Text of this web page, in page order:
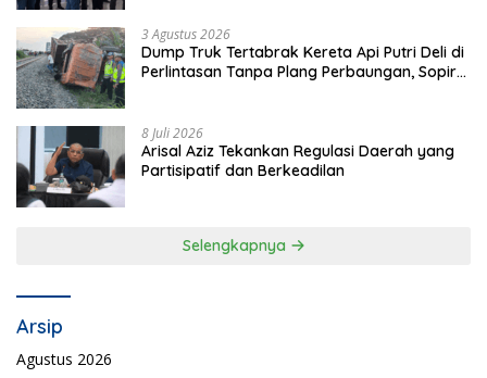
3 Agustus 2026
Dump Truk Tertabrak Kereta Api Putri Deli di
Perlintasan Tanpa Plang Perbaungan, Sopir
8 Juli 2026
Arisal Aziz Tekankan Regulasi Daerah yang
Partisipatif dan Berkeadilan
Selengkapnya
Arsip
Agustus 2026